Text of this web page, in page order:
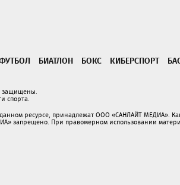
БИАТЛОН БОКС КИБЕРСПОРТ
защищены.
спорта.
ресурсе, принадлежат ООО «САНЛАЙТ МЕДИА».
запрещено. При правомерном использовании